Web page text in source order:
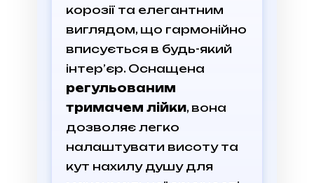
корозії та елегантним
виглядом, що гармонійно
вписується в будь-який
інтер’єр. Оснащена
регульованим
тримачем лійки, вона
дозволяє легко
налаштувати висоту та
кут нахилу душу для